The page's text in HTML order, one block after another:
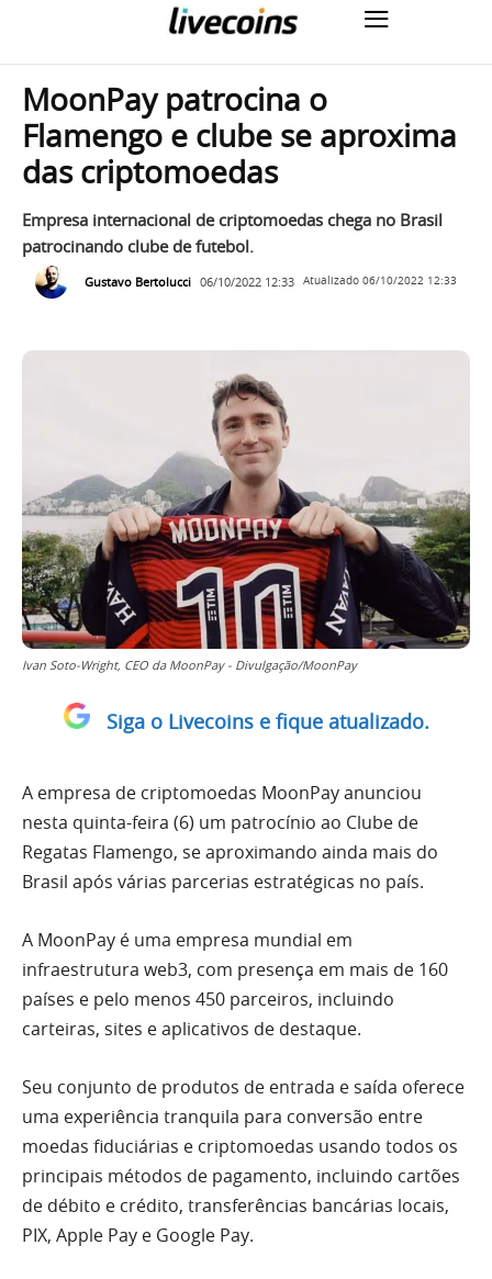
MoonPay patrocina o
Flamengo e clube se aproxima
das criptomoedas
Empresa internacional de criptomoedas chega no Brasil
patrocinando clube de futebol.
Gustavo Bertolucci 06/10/2022 12:33 Atualizado 06/10/2022 12:33
Ivan Soto-Wright, CEO da MoonPay - Divulgação/MoonPay
Siga o Livecoins e fique atualizado.
A empresa de criptomoedas MoonPay anunciou
nesta quinta-feira (6) um patrocínio ao Clube de
Regatas Flamengo, se aproximando ainda mais do
Brasil após várias parcerias estratégicas no país.
A MoonPay é uma empresa mundial em
infraestrutura web3, com presença em mais de 160
países e pelo menos 450 parceiros, incluindo
carteiras, sites e aplicativos de destaque.
Seu conjunto de produtos de entrada e saída oferece
uma experiência tranquila para conversão entre
moedas fiduciárias e criptomoedas usando todos os
principais métodos de pagamento, incluindo cartões
de débito e crédito, transferências bancárias locais,
PIX, Apple Pay e Google Pay.